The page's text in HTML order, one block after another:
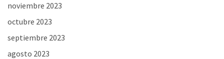
noviembre 2023
octubre 2023
septiembre 2023
agosto 2023